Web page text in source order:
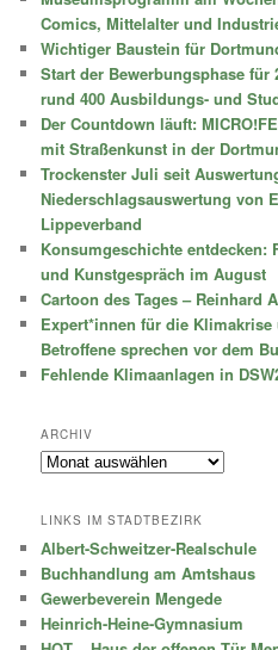
Comics, Mittelalter und
Wichtiger Baustein für
Start der Bewerbungsphase für
rund 400 Ausbildungs- und
Der Countdown läuft:
mit Straßenkunst in der
Trockenster Juli seit
Niederschlagsauswertung von
Lippeverband
Konsumgeschichte entdecken:
und Kunstgespräch im August
Cartoon des Tages – Reinhard
Expert*innen für die
Betroffene sprechen vor dem
Fehlende Klimaanlagen in
ARCHIV
Archiv
LINKS IM STADTBEZIRK
Albert-Schweitzer-Realschule
Buchhandlung am Amtshaus
Gewerbeverein Mengede
Heinrich-Heine-Gymnasium